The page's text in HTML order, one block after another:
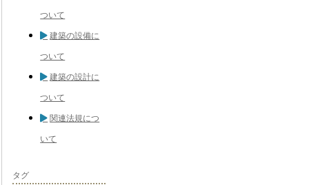
ついて
建築の設備に
ついて
建築の設計に
ついて
関連法規につ
いて
タグ